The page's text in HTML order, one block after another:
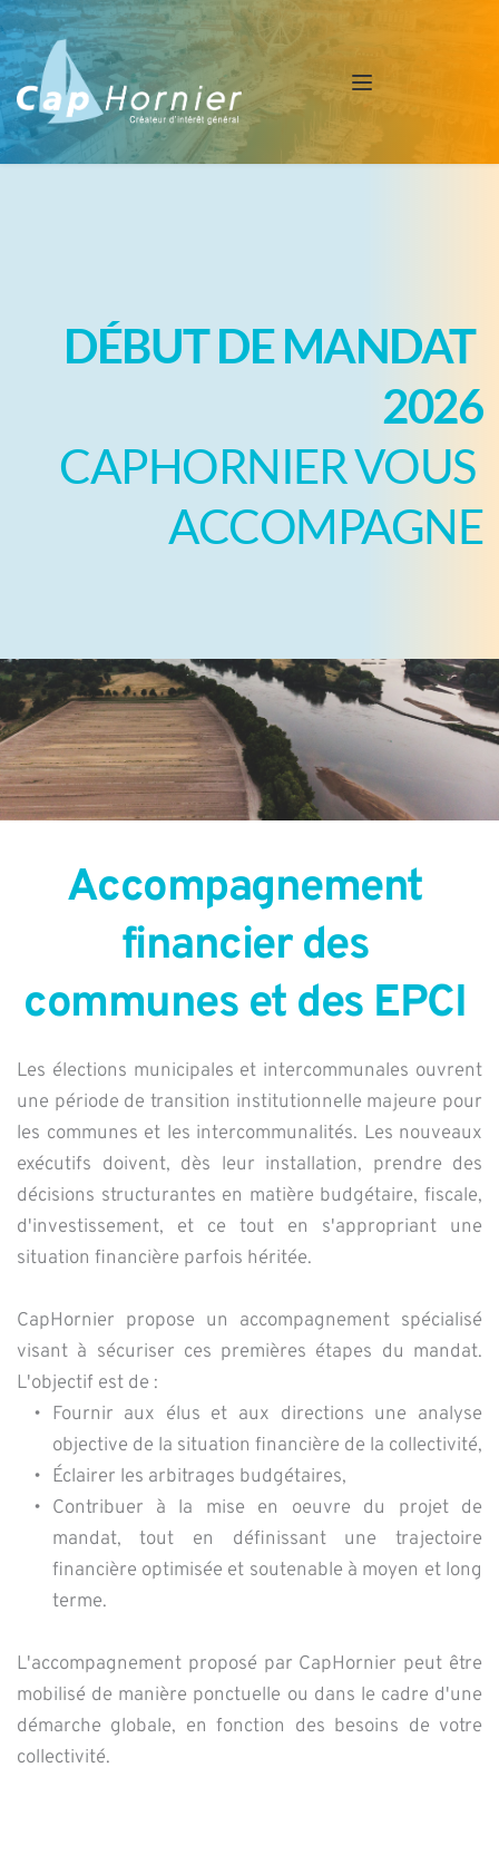
DÉBUT DE MANDAT
2026
CAPHORNIER VOUS
ACCOMPAGNE
Accompagnement
financier des
communes et des EPCI
Les élections municipales et intercommunales ouvrent
une période de transition institutionnelle majeure pour
les communes et les intercommunalités. Les nouveaux
exécutifs doivent, dès leur installation, prendre des
décisions structurantes en matière budgétaire, fiscale,
d'investissement, et ce tout en s'appropriant une
situation financière parfois héritée.
CapHornier propose un accompagnement spécialisé
visant à sécuriser ces premières étapes du mandat.
L'objectif est de :
Fournir aux élus et aux directions une analyse
Éclairer les arbitrages budgétaires,
Contribuer à la mise en oeuvre du projet de
mandat, tout en définissant une trajectoire
financière optimisée et soutenable à moyen et long
terme.
L'accompagnement proposé par CapHornier peut être
mobilisé de manière ponctuelle ou dans le cadre d'une
démarche globale, en fonction des besoins de votre
collectivité.